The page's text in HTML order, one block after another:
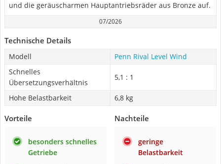
und die geräuscharmen Hauptantriebsräder aus Bronze auf.
07/2026
Technische Details
Modell
Penn Rival Level Wind
Schnelles
Übersetzungsverhältnis
5,1 : 1
Hohe Belastbarkeit 6,8 kg
Vorteile
besonders schnelles
Getriebe
Nachteile
geringe
Belastbarkeit